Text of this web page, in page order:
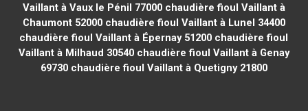
Vaillant à Vaux le Pénil 77000chaudière fioul Vaillant à
Chaumont 52000chaudière fioul Vaillant à Lunel 34400
chaudière fioul Vaillant à Épernay 51200 chaudière fioul
Vaillant à Milhaud 30540chaudière fioul Vaillant à Genay
69730chaudière fioul Vaillant à Quetigny 21800